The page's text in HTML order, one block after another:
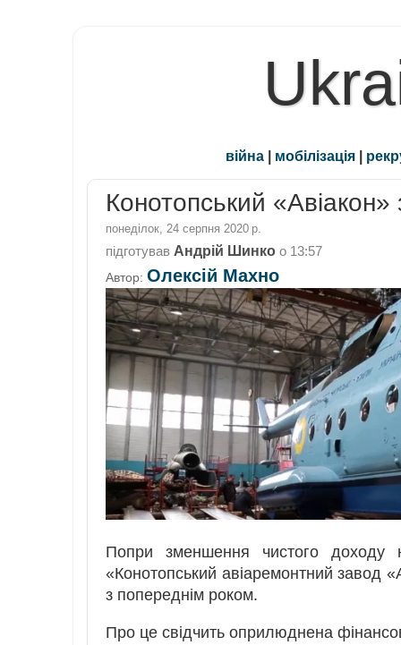
війна | мобілізація |
Конотопський «Авіакон»
понеділок, 24 серпня 2020 р.
підготував Андрій Шинко о 13:57
Автор: Олексій Махно
Попри зменшення чистого
«Конотопський авіаремонтний завод
з попереднім роком.
Про це свідчить оприлюднена